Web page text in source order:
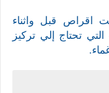
اقراص قبل واثناء
تحتاج إلي تركيز